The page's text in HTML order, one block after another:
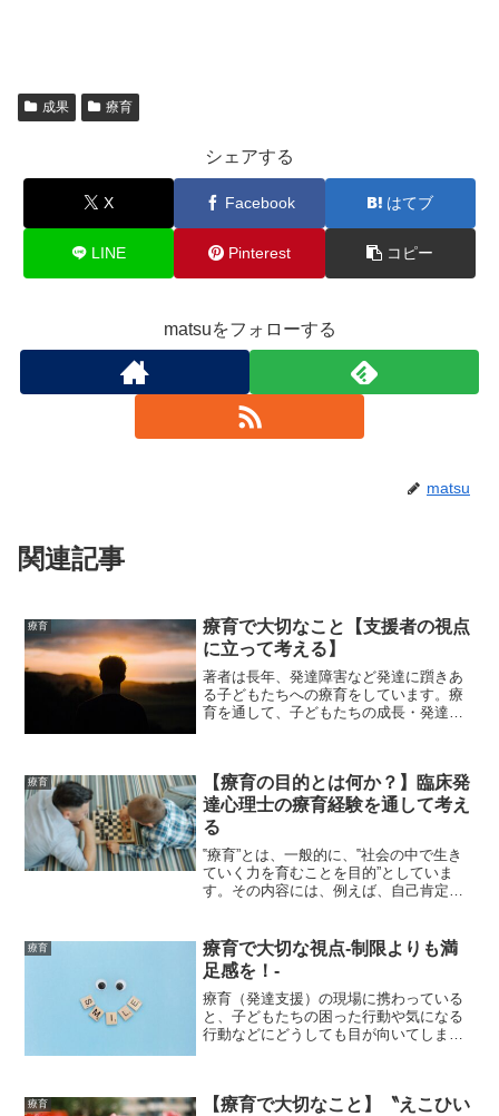
成果 療育
シェアする
X Facebook はてブ
LINE Pinterest コピー
matsuをフォローする
matsu
関連記事
療育
療育で大切なこと【支援者の視点
に立って考える】
著者は長年、発達障害など発達に躓きあ
る子どもたちへの療育をしています。療
育を通して、子どもたちの成長・発達を
は、療育に対して様々な思...
療育
【療育の目的とは何か？】臨床発
達心理士の療育経験を通して考え
る
‟療育”とは、一般的に、‟社会の中で生き
ていく力を育むことを目的”としていま
す。その内容には、例えば、自己肯定感
経験からも、こうした内容は非常に重要
なものだと実感してい...
療育
療育で大切な視点-制限よりも満
足感を！-
療育（発達支援）の現場に携わっている
と、子どもたちの困った行動や気になる
行動などにどうしても目が向いてしまう
躓きを、発達的な視点や発...
療育
【療育で大切なこと】〝えこひい